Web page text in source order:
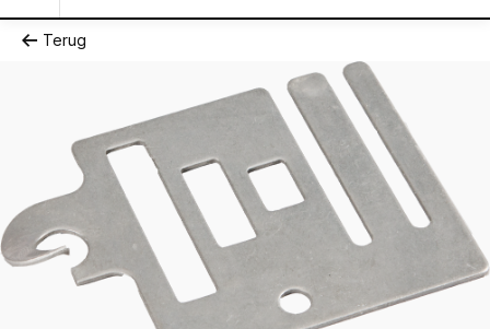
Terug